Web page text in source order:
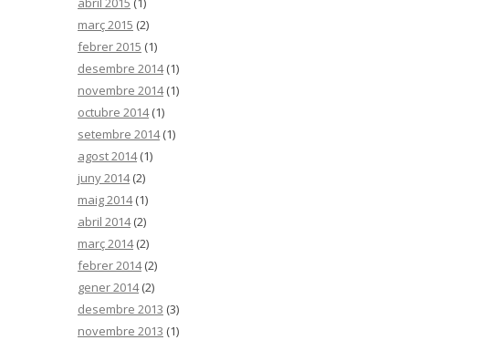
març 2015 (2)
febrer 2015 (1)
desembre 2014(1)
novembre 2014(1)
octubre 2014(1)
setembre 2014(1)
agost 2014(1)
juny 2014(2)
maig 2014(1)
abril 2014(2)
març 2014(2)
febrer 2014(2)
gener 2014(2)
desembre 2013 (3)
novembre 2013 (1)